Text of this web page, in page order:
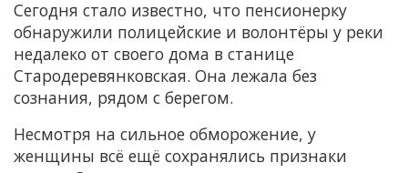
Сегодня стало известно, что пенсионерку
обнаружили полицейские и волонтёры у реки
недалеко от своего дома в станице
Стародеревянковская. Она лежала без
сознания, рядом с берегом.
Несмотря на сильное обморожение, у
женщины всё ещё сохранялись признаки